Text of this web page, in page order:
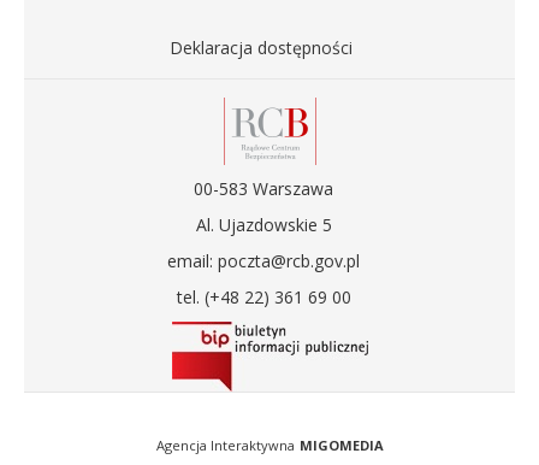
Deklaracja dostępności
00-583 Warszawa
Al. Ujazdowskie 5
email: poczta@rcb.gov.pl
tel. (+48 22) 361 69 00
Agencja Interaktywna MIGOMEDIA